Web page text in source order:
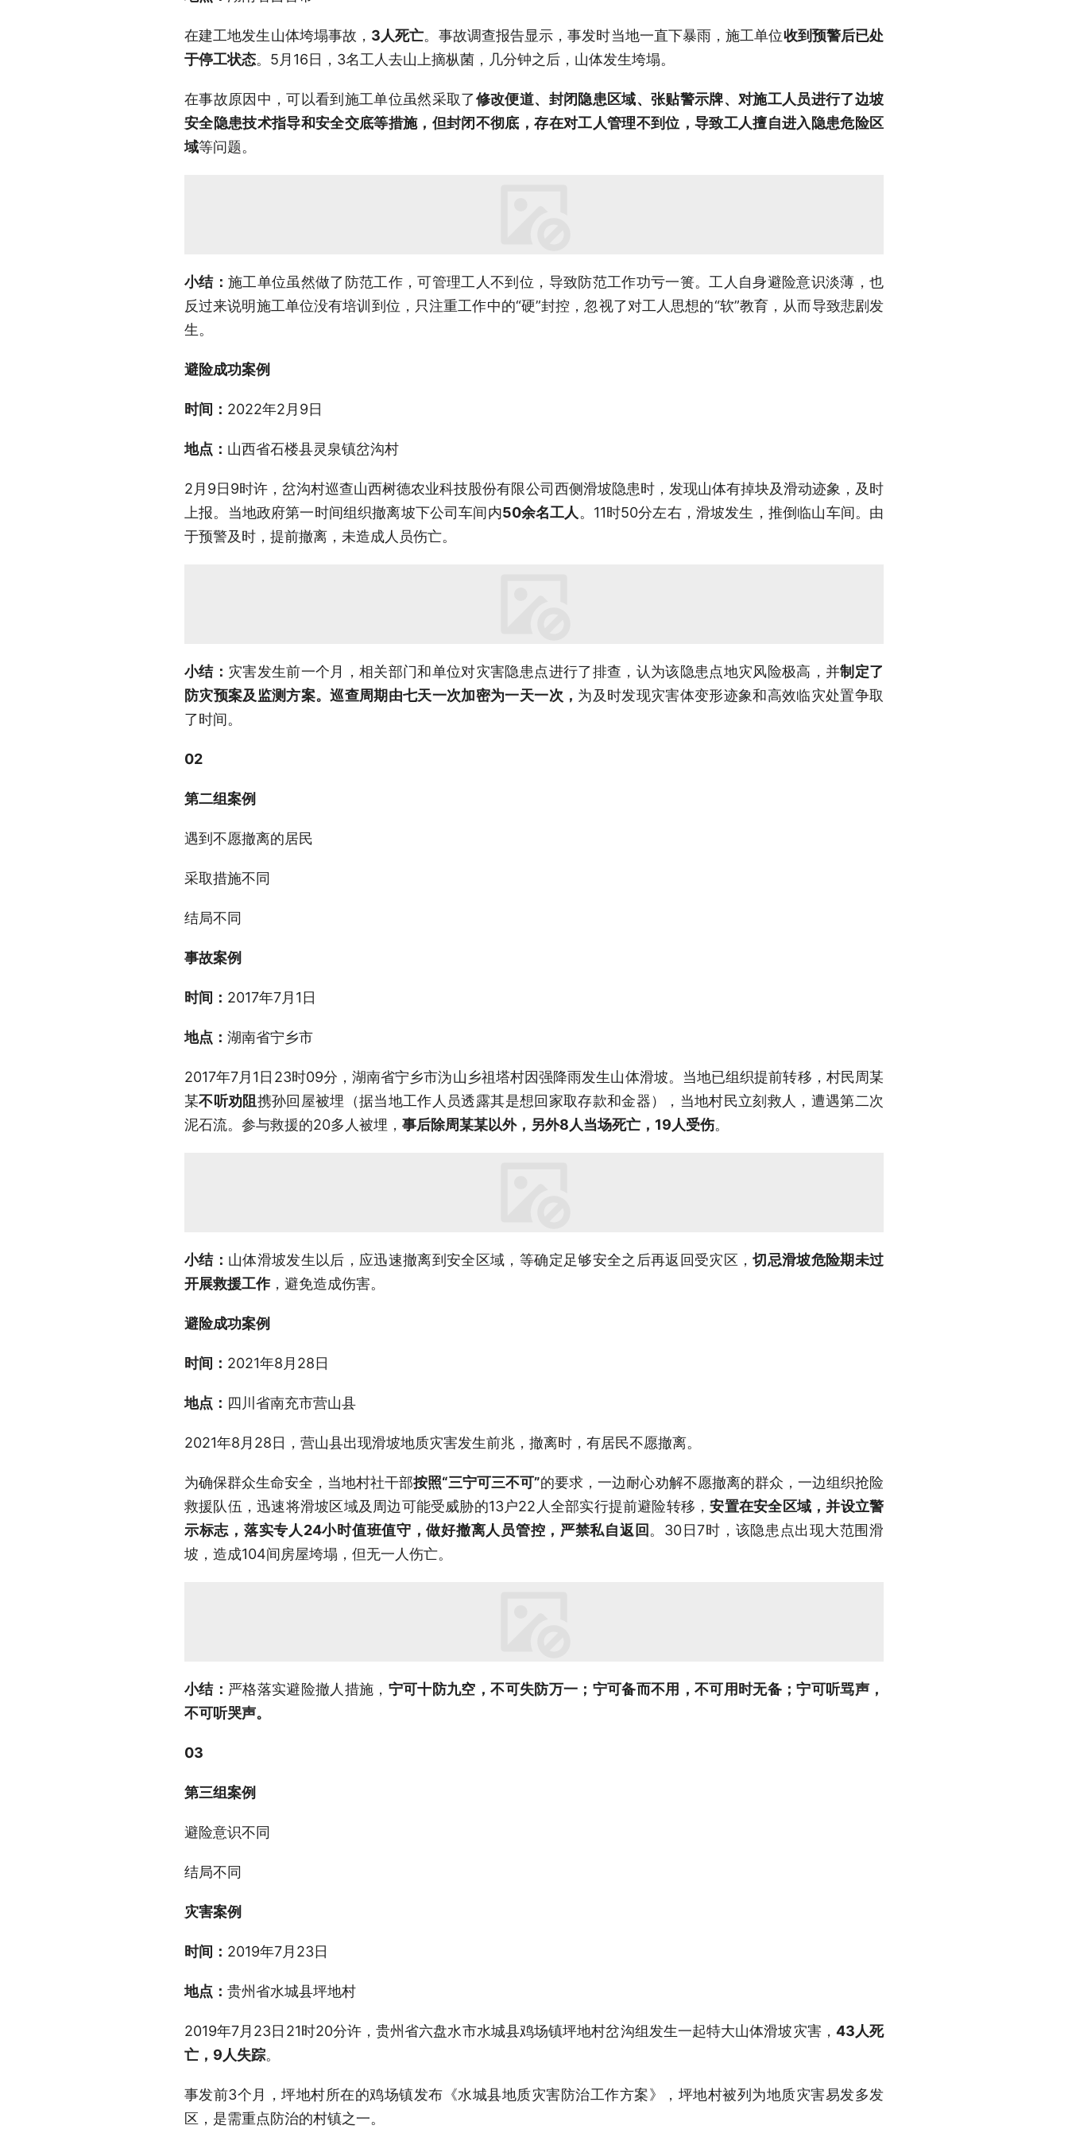
在建工地发生山体垮塌事故， 3人死亡。事故调查报告显示，事发时当地一直下暴雨，施工单位收到预警后已处
于停工状态。5月16日，3名工人去山上摘枞菌，几分钟之后，山体发生垮塌。
在事故原因中，可以看到施工单位虽然采取了修改便道、封闭隐患区域、张贴警示牌、对施工人员进行了边坡
安全隐患技术指导和安全交底等措施，但封闭不彻底，存在对工人管理不到位，导致工人擅自进入隐患危险区
域等问题。
小结：施工单位虽然做了防范工作，可管理工人不到位，导致防范工作功亏一篑。工人自身避险意识淡薄，也
反过来说明施工单位没有培训到位，只注重工作中的“硬”封控，忽视了对工人思想的“软”教育，从而导致悲剧发
生。
避险成功案例
时间： 2022年2月9日
地点： 山西省石楼县灵泉镇岔沟村
2月9日9时许，岔沟村巡查山西树德农业科技股份有限公司西侧滑坡隐患时，发现山体有掉块及滑动迹象，及时
上报。当地政府第一时间组织撤离坡下公司车间内50余名工人 。11时50分左右，滑坡发生，推倒临山车间。由
于预警及时，提前撤离，未造成人员伤亡。
小结： 灾害发生前一个月，相关部门和单位对灾害隐患点进行了排查，认为该隐患点地灾风险极高，并制定了
防灾预案及监测方案。巡查周期由七天一次加密为一天一次， 为及时发现灾害体变形迹象和高效临灾处置争取
了时间。
02
第二组案例
遇到不愿撤离的居民
采取措施不同
结局不同
事故案例
时间： 2017年7月1日
地点： 湖南省宁乡市
2017年7月1日23时09分，湖南省宁乡市沩山乡祖塔村因强降雨发生山体滑坡。当地已组织提前转移，村民周某
某不听劝阻 携孙回屋被埋（据当地工作人员透露其是想回家取存款和金器），当地村民立刻救人，遭遇第二次
泥石流。参与救援的20多人被埋， 事后除周某某以外，另外8人当场死亡，19人受伤。
小结： 山体滑坡发生以后，应迅速撤离到安全区域，等确定足够安全之后再返回受灾区，切忌滑坡危险期未过
开展救援工作，避免造成伤害。
避险成功案例
时间： 2021年8月28日
地点： 四川省南充市营山县
2021年8月28日，营山县出现滑坡地质灾害发生前兆，撤离时，有居民不愿撤离。
为确保群众生命安全，当地村社干部按照“三宁可三不可”的要求，一边耐心劝解不愿撤离的群众，一边组织抢险
救援队伍，迅速将滑坡区域及周边可能受威胁的13户22人全部实行提前避险转移，安置在安全区域，并设立警
示标志，落实专人24小时值班值守，做好撤离人员管控， 严禁私自返回 。30日7时，该隐患点出现大范围滑
坡，造成104间房屋垮塌，但无一人伤亡。
小结： 严格落实避险撤人措施， 宁可十防九空，不可失防万一；宁可备而不用，不可用时无备；宁可听骂声，
不可听哭声。
03
第三组案例
避险意识不同
结局不同
灾害案例
时间： 2019年7月23日
地点： 贵州省水城县坪地村
2019年7月23日21时20分许，贵州省六盘水市水城县鸡场镇坪地村岔沟组发生一起特大山体滑坡灾害， 43人死
亡，9人失踪。
事发前3个月，坪地村所在的鸡场镇发布《水城县地质灾害防治工作方案》，坪地村被列为地质灾害易发多发
区，是需重点防治的村镇之一。